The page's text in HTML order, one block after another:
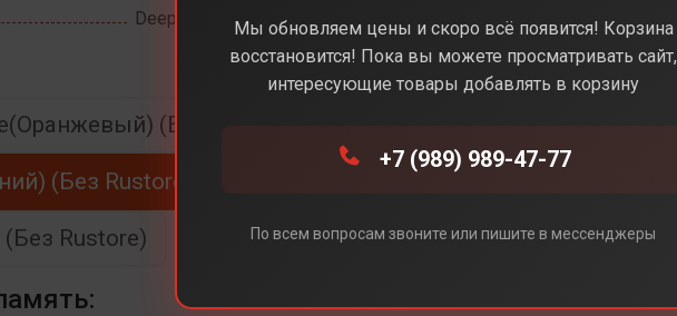
Deep Blue (Синий) (Без Rustore)
(Без Rustore)
(Без Rustore)
Rustore)
Мы обновляем цены и скоро всё появится! Корзина
восстановится! Пока вы можете просматривать сайт,
интересующие товары добавлять в корзину
+7 (989) 989-47-77
По всем вопросам звоните или пишите в мессенджеры